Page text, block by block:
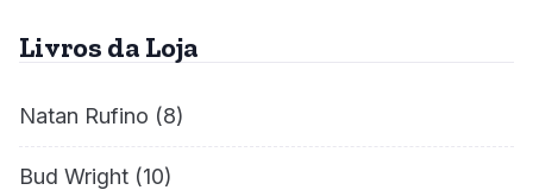
Livros da Loja
Natan Rufino (8)
Bud Wright (10)